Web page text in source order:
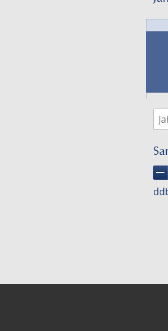
1474
remove